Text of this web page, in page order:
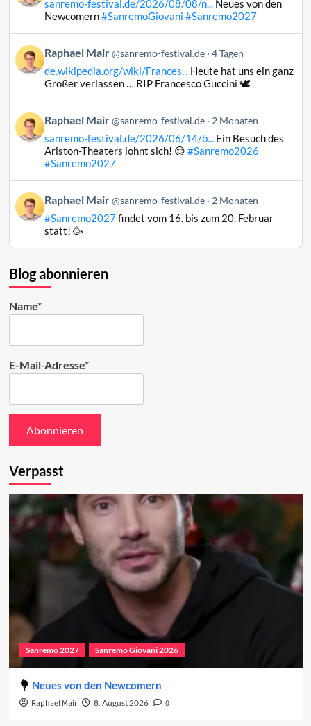
Raphael
Bluesky
ansehen
sanremo-festival.de/2026/08/08/n...Neues von den
Newcomern#SanremoGiovani #Sanremo2027
Beitrag
von
Raphael
Bluesky
ansehen
Raphael Mair @sanremo-festival.de 4 Tagen
de.wikipedia.org/wiki/Frances...Heute hat uns ein ganz
Großer verlassen … RIP Francesco Guccini 🕊️
Beitrag
von
Raphael
ansehen
Raphael Mair @sanremo-festival.de 2 Monaten
sanremo-festival.de/2026/06/14/b...Ein Besuch des
Ariston-Theaters lohnt sich! 😊 #Sanremo2026
#Sanremo2027
Beitrag
von
Raphael
Bluesky
ansehen
Raphael Mair @sanremo-festival.de 2 Monaten
#Sanremo2027findet vom 16. bis zum 20. Februar
statt! 🥳
Blog abonnieren
Name*
E-Mail-Adresse*
Verpasst
Sanremo 2027 Sanremo Giovani 2026
Neues von den Newcomern
Raphael Mair 8. August 2026 0